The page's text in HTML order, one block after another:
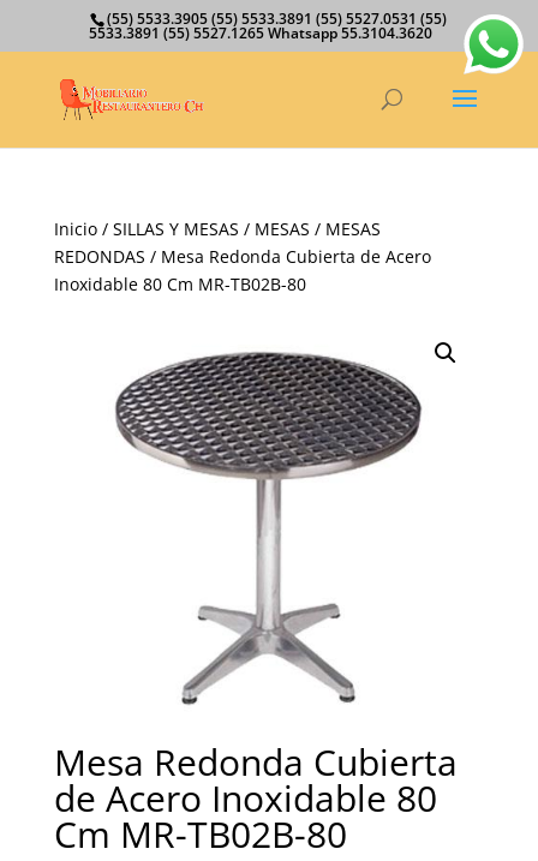
(55) 5533.3905 (55) 5533.3891 (55) 5527.0531 (55)
5533.3891 (55) 5527.1265 Whatsapp 55.3104.3620
Inicio/ SILLAS Y MESAS / MESAS / MESAS
REDONDAS / Mesa Redonda Cubierta de Acero
Inoxidable 80 Cm MR-TB02B-80
Mesa Redonda Cubierta
de Acero Inoxidable 80
Cm MR-TB02B-80